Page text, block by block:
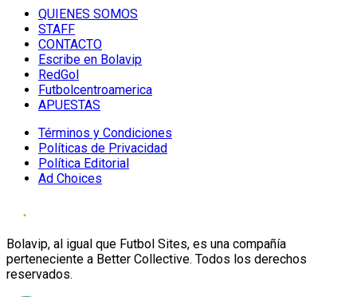
QUIENES SOMOS
STAFF
CONTACTO
Escribe en Bolavip
RedGol
Futbolcentroamerica
APUESTAS
Términos y Condiciones
Políticas de Privacidad
Política Editorial
Ad Choices
Bolavip, al igual que Futbol Sites, es una compañía
perteneciente a Better Collective. Todos los derechos
reservados.